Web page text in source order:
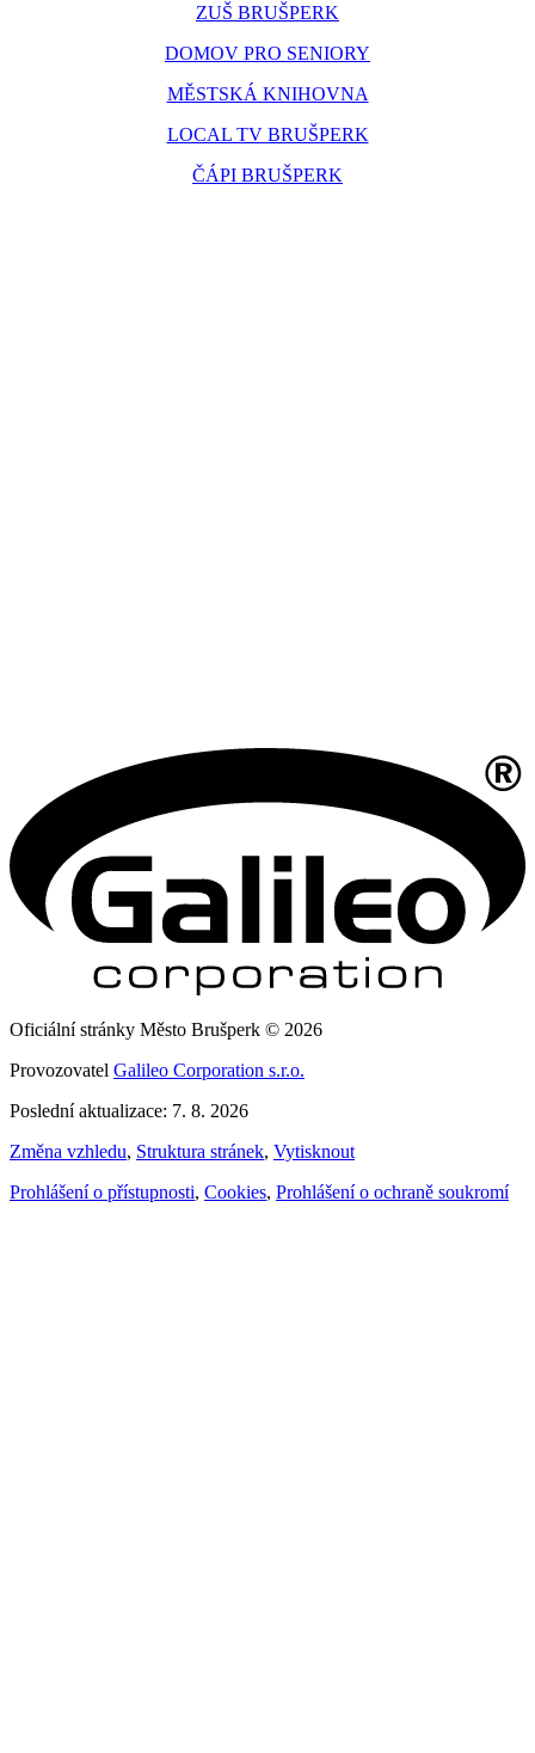
ZUŠ BRUŠPERK
DOMOV PRO SENIORY
MĚSTSKÁ KNIHOVNA
LOCAL TV BRUŠPERK
ČÁPI BRUŠPERK
Oficiální stránky Město Brušperk © 2026
Provozovatel Galileo Corporation s.r.o.
Poslední aktualizace: 7. 8. 2026
Změna vzhledu, Struktura stránek, Vytisknout
Prohlášení o přístupnosti, Cookies, Prohlášení o ochraně soukromí